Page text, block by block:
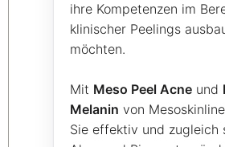
ihre Kompetenzen im
klinischer Peelings
möchten.
Mit Meso Peel Acne und
Melanin von
Sie effektiv und zugleich